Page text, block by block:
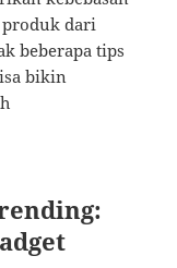
produk dari
beberapa tips
bikin